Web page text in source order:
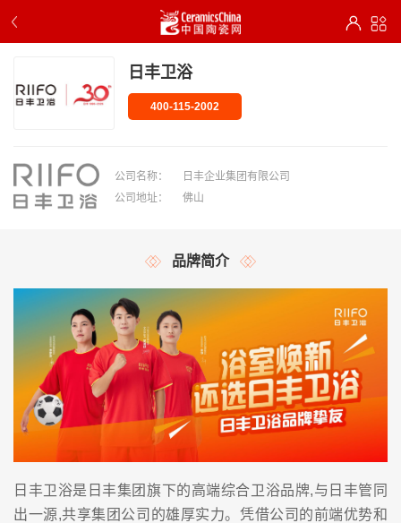
日丰卫浴
400-115-2002
公司名称：
日丰企业集团有限公司
公司地址：
佛山
品牌简介
日丰卫浴是日丰集团旗下的高端综合卫浴品牌,与日丰管同
出一源,共享集团公司的雄厚实力。凭借公司的前端优势和